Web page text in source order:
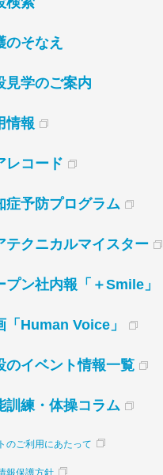
のそなえ
見学のご案内
情報
レコード
症予防プログラム
テクニカルマイスター
プン社内報「＋Smile」
「Human Voice」
のイベント情報一覧
訓練・体操コラム
のご利用にあたって
報保護方針